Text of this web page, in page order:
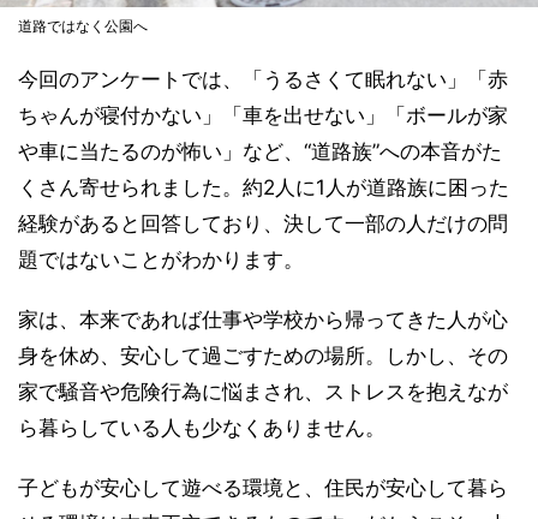
道路ではなく公園へ
今回のアンケートでは、「うるさくて眠れない」「赤
ちゃんが寝付かない」「車を出せない」「ボールが家
や車に当たるのが怖い」など、“道路族”への本音がた
くさん寄せられました。約2人に1人が道路族に困った
経験があると回答しており、決して一部の人だけの問
題ではないことがわかります。
家は、本来であれば仕事や学校から帰ってきた人が心
身を休め、安心して過ごすための場所。しかし、その
家で騒音や危険行為に悩まされ、ストレスを抱えなが
ら暮らしている人も少なくありません。
子どもが安心して遊べる環境と、住民が安心して暮ら